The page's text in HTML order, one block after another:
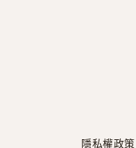
隱私權政策